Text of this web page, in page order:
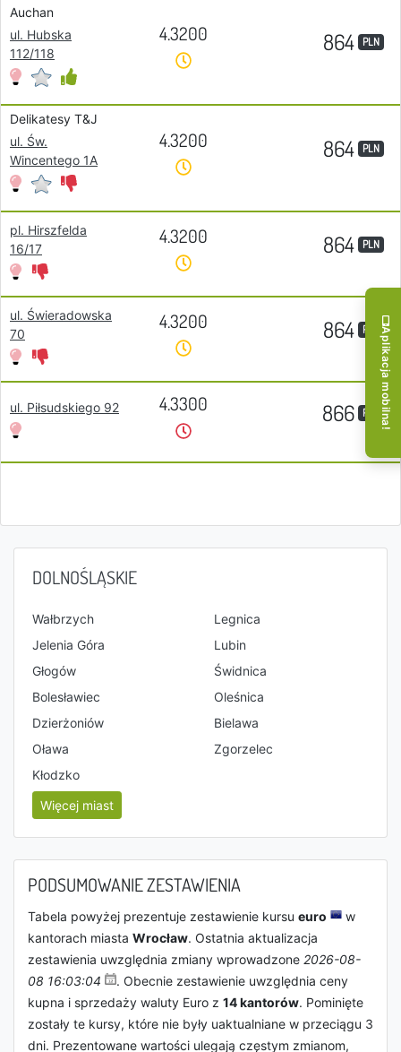
Auchan
ul. Hubska
112/118
4.3200 864 PLN
Delikatesy T&J
ul. Św.
Wincentego 1A
4.3200 864 PLN
pl. Hirszfelda
16/17
4.3200 864 PLN
ul. Świeradowska
70
4.3200 864 PLN
ul. Piłsudskiego 92 4.3300 866 PLN
DOLNOŚLĄSKIE
Wałbrzych
Legnica
Jelenia Góra
Lubin
Głogów
Świdnica
Bolesławiec
Oleśnica
Dzierżoniów
Bielawa
Oława
Zgorzelec
Kłodzko
Więcej miast
PODSUMOWANIE ZESTAWIENIA
Tabela powyżej prezentuje zestawienie kursu euro
w
kantorach miasta Wrocław. Ostatnia aktualizacja
zestawienia uwzględnia zmiany wprowadzone 2026-08-
08 16:03:04
. Obecnie zestawienie uwzględnia ceny
kupna i sprzedaży waluty Euro z 14 kantorów. Pominięte
zostały te kursy, które nie były uaktualniane w przeciągu 3
dni. Prezentowane wartości ulegają częstym zmianom,
Aplikacja mobilna!